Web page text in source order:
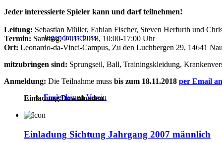
Jugendausschuss
Finde deinen Verein
Jeder interessierte Spieler kann und darf teilnehmen!
Leitung: Sebastian Müller, Fabian Fischer, Steven Herfurth und
Termin: Samstag, 24.11.2018, 10:00-17:00 Uhr
Ort: Leonardo-da-Vinci-Campus, Zu den Luchbergen 29, 14641
mitzubringen sind: Sprungseil, Ball, Trainingskleidung,
Anmeldung: Die Teilnahme muss bis zum 18.11.2018 per Email
Einladung Downloaden
Einladung Sichtung Jahrgang 2007 männlich